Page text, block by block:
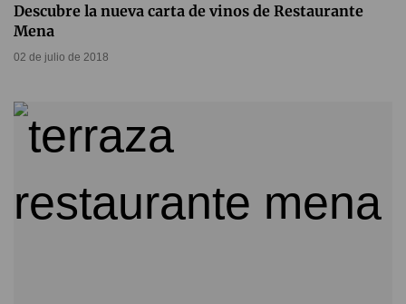
Descubre la nueva carta de vinos de Restaurante
Mena
02 de julio de 2018